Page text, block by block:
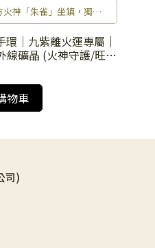
神「朱雀」坐鎮，獨家
運能量無限放大，點燃未
興旺。
環｜九紫離火運專屬｜
線礦晶 (火神守護/旺運
物車
司)